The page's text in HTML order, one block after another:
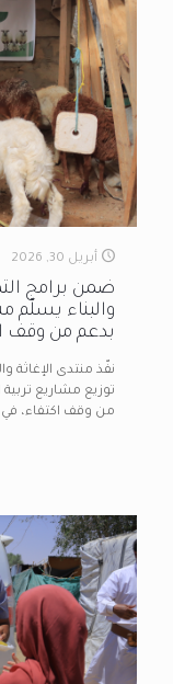
أبريل 30, 2026
ضمن برامج
والبناء يسلّم
بدعم من وقف
نفّذ منتدى الإغاثة
توزيع مشاريع
من وقف اكتفاء، في